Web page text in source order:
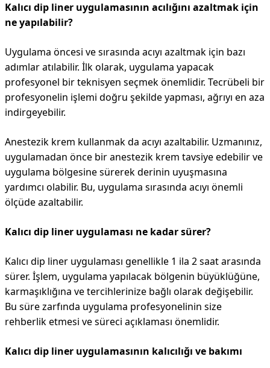
Kalıcı dip liner uygulamasının acılığını azaltmak için
ne yapılabilir?
Uygulama öncesi ve sırasında acıyı azaltmak için bazı
adımlar atılabilir. İlk olarak, uygulama yapacak
profesyonel bir teknisyen seçmek önemlidir. Tecrübeli bir
profesyonelin işlemi doğru şekilde yapması, ağrıyı en aza
indirgeyebilir.
Anestezik krem ​​kullanmak da acıyı azaltabilir. Uzmanınız,
uygulamadan önce bir anestezik krem ​​tavsiye edebilir ve
uygulama bölgesine sürerek derinin uyuşmasına
yardımcı olabilir. Bu, uygulama sırasında acıyı önemli
ölçüde azaltabilir.
Kalıcı dip liner uygulaması ne kadar sürer?
Kalıcı dip liner uygulaması genellikle 1 ila 2 saat arasında
sürer. İşlem, uygulama yapılacak bölgenin büyüklüğüne,
karmaşıklığına ve tercihlerinize bağlı olarak değişebilir.
Bu süre zarfında uygulama profesyonelinin size
rehberlik etmesi ve süreci açıklaması önemlidir.
Kalıcı dip liner uygulamasının kalıcılığı ve bakımı